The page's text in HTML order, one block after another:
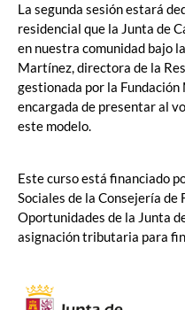
La segunda sesión estará
residencial que la Junta de
en nuestra comunidad bajo
Martínez, directora de la
gestionada por la
encargada de presentar al
este modelo.
Este curso está financiado
Sociales de la Consejería de
Oportunidades de la Junta
asignación tributaria para